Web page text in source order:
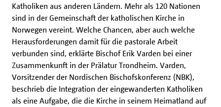
Katholiken aus anderen Ländern. Mehr als 120 Nationen
sind in der Gemeinschaft der katholischen Kirche in
Norwegen vereint. Welche Chancen, aber auch welche
Herausforderungen damit für die pastorale Arbeit
verbunden sind, erklärte Bischof Erik Varden bei einer
Zusammenkunft in der Prälatur Trondheim. Varden,
Vorsitzender der Nordischen Bischofskonferenz (NBK),
beschrieb die Integration der eingewanderten Katholiken
als eine Aufgabe, die die Kirche in seinem Heimatland auf